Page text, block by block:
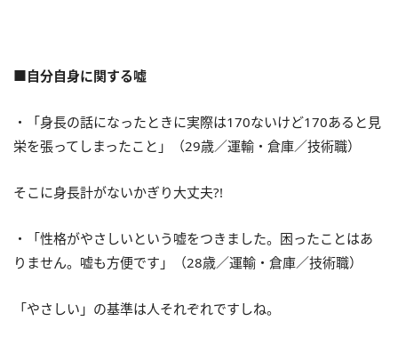
■自分自身に関する嘘
・「身長の話になったときに実際は170ないけど170あると見
栄を張ってしまったこと」（29歳／運輸・倉庫／技術職）
そこに身長計がないかぎり大丈夫?!
・「性格がやさしいという嘘をつきました。困ったことはあ
りません。嘘も方便です」（28歳／運輸・倉庫／技術職）
「やさしい」の基準は人それぞれですしね。